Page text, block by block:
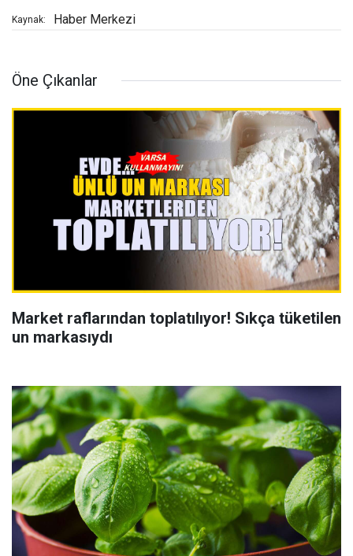
Kaynak: Haber Merkezi
Öne Çıkanlar
Market raflarından toplatılıyor! Sıkça tüketilen
un markasıydı